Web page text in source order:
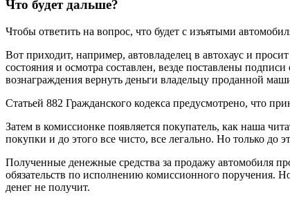
Что будет дальше?
Чтобы ответить на вопрос, что будет с изъятыми
Вот приходит, например, автовладелец в автохаус и
состояния и осмотра составлен, везде поставлены
вознаграждения вернуть деньги владельцу проданной
Статьей 882 Гражданского кодекса предусмотрено, что
Затем в комиссионке появляется покупатель, как наша
покупки и до этого все чисто, все легально. Но только до
Полученные денежные средства за продажу автомобиля
обязательств по исполнению комиссионного поручения.
денег не получит.